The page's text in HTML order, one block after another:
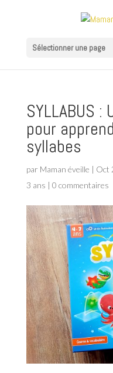
Sélectionner une page
SYLLABUS
pour
syllabes
par Maman éveille | Oct
3 ans | 0 commentaires